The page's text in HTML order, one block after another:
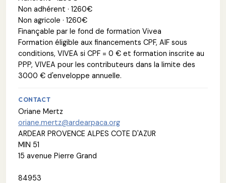
Non adhérent · 1260€
Non agricole · 1260€
Finançable par le fond de formation Vivea
Formation éligible aux financements CPF, AIF sous
conditions, VIVEA si CPF = 0 € et formation inscrite au
PPP, VIVEA pour les contributeurs dans la limite des
3000 € d'enveloppe annuelle.
CONTACT
Oriane Mertz
oriane.mertz@ardearpaca.org
ARDEAR PROVENCE ALPES COTE D'AZUR
MIN 51
15 avenue Pierre Grand
84953